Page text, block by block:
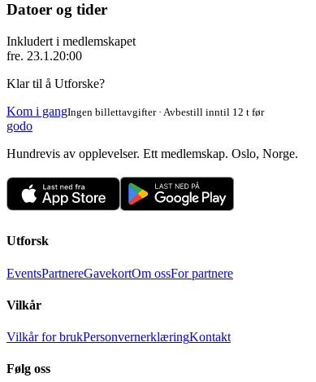
Datoer og tider
Inkludert i medlemskapet
fre. 23.1.20:00
Klar til å Utforske?
Kom i gangIngen billettavgifter · Avbestill inntil 12 t før
godo
Hundrevis av opplevelser. Ett medlemskap. Oslo, Norge.
Utforsk
EventsPartnereGavekortOm ossFor partnere
Vilkår
Vilkår for brukPersonvernerklæringKontakt
Følg oss